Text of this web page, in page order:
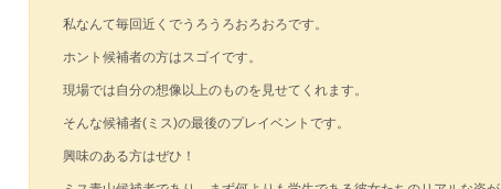
私なんて毎回近くでうろうろおろおろです。
ホント候補者の方はスゴイです。
現場では自分の想像以上のものを見せてくれます。
そんな候補者(ミス)の最後のプレイベントです。
興味のある方はぜひ！